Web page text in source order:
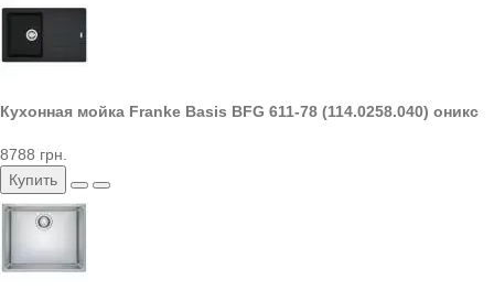
Кухонная мойка Franke Basis BFG 611-78 (114.0258.040) оникс
8788 грн.
Купить